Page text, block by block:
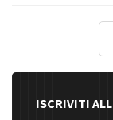
ISCRIVITI